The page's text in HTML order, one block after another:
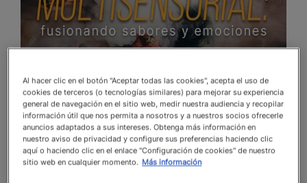
¿Qué encontrarás en este artículo?
¿Qué es la estimulación multisensorial y cómo
aplicarla sin reformas costosas
Al hacer clic en el botón "Aceptar todas las cookies", acepta el uso de
cookies de terceros (o tecnologías similares) para mejorar su experiencia
general de navegación en el sitio web, medir nuestra audiencia y recopilar
información útil que nos permita a nosotros y a nuestros socios ofrecerle
anuncios adaptados a sus intereses. Obtenga más información en
nuestro aviso de privacidad y configure sus preferencias haciendo clic
aquí o haciendo clic en el enlace "Configuración de cookies" de nuestro
sitio web en cualquier momento. Más información